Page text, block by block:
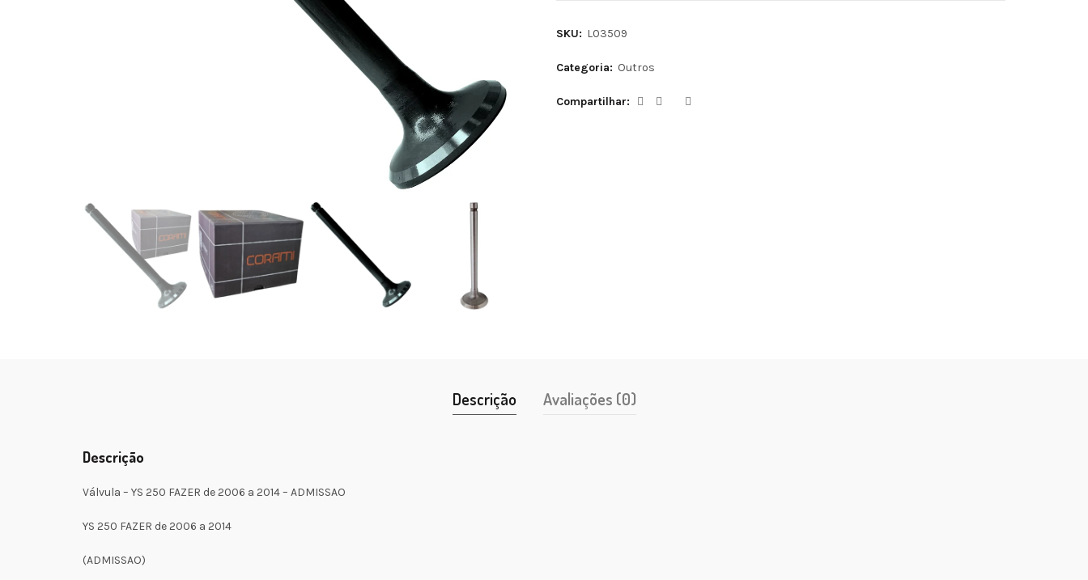
SKU: L03509
Categoria: Outros
Compartilhar
Descrição Avaliações (0)
Descrição
Válvula – YS 250 FAZER de 2006 a 2014 – ADMISSAO
YS 250 FAZER de 2006 a 2014
(ADMISSAO)